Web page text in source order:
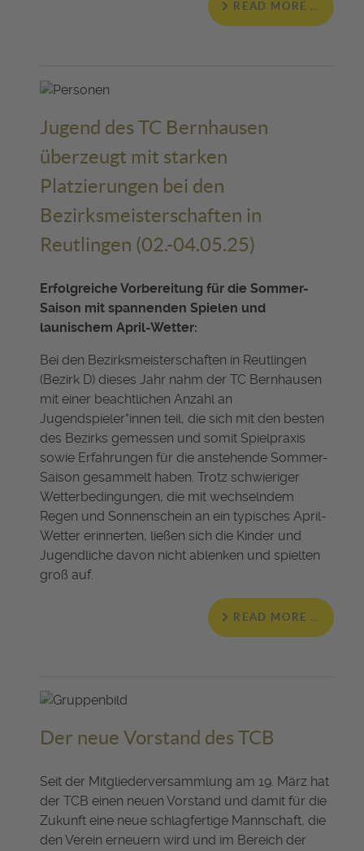
READ MORE …
Jugend des TC Bernhausen
überzeugt mit starken
Platzierungen bei den
Bezirksmeisterschaften in
Reutlingen (02.-04.05.25)
Erfolgreiche Vorbereitung für die Sommer-
Saison mit spannenden Spielen und
launischem April-Wetter:
Bei den Bezirksmeisterschaften in Reutlingen
(Bezirk D) dieses Jahr nahm der TC Bernhausen
mit einer beachtlichen Anzahl an
Jugendspieler*innen teil, die sich mit den besten
des Bezirks gemessen und somit Spielpraxis
sowie Erfahrungen für die anstehende Sommer-
Saison gesammelt haben. Trotz schwieriger
Wetterbedingungen, die mit wechselndem
Regen und Sonnenschein an ein typisches April-
Wetter erinnerten, ließen sich die Kinder und
Jugendliche davon nicht ablenken und spielten
groß auf.
READ MORE …
Der neue Vorstand des TCB
Seit der Mitgliederversammlung am 19. März hat
der TCB einen neuen Vorstand und damit für die
Zukunft eine neue schlagfertige Mannschaft, die
den Verein erneuern wird und im Bereich der